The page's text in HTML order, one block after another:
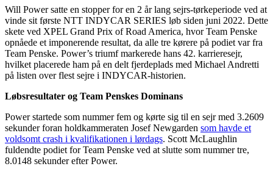
Will Power satte en stopper for en 2 år lang sejrs-tørkeperiode ved at
vinde sit første NTT INDYCAR SERIES løb siden juni 2022. Dette
skete ved XPEL Grand Prix of Road America, hvor Team Penske
opnåede et imponerende resultat, da alle tre kørere på podiet var fra
Team Penske. Power’s triumf markerede hans 42. karrieresejr,
hvilket placerede ham på en delt fjerdeplads med Michael Andretti
på listen over flest sejre i INDYCAR-historien.
Løbsresultater og Team Penskes Dominans
Power startede som nummer fem og kørte sig til en sejr med 3.2609
sekunder foran holdkammeraten Josef Newgarden som havde et
voldsomt crash i kvalifikationen i lørdags. Scott McLaughlin
fuldendte podiet for Team Penske ved at slutte som nummer tre,
8.0148 sekunder efter Power.